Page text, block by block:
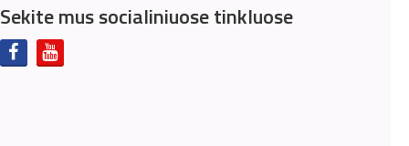
Sekite mus socialiniuose tinkluose